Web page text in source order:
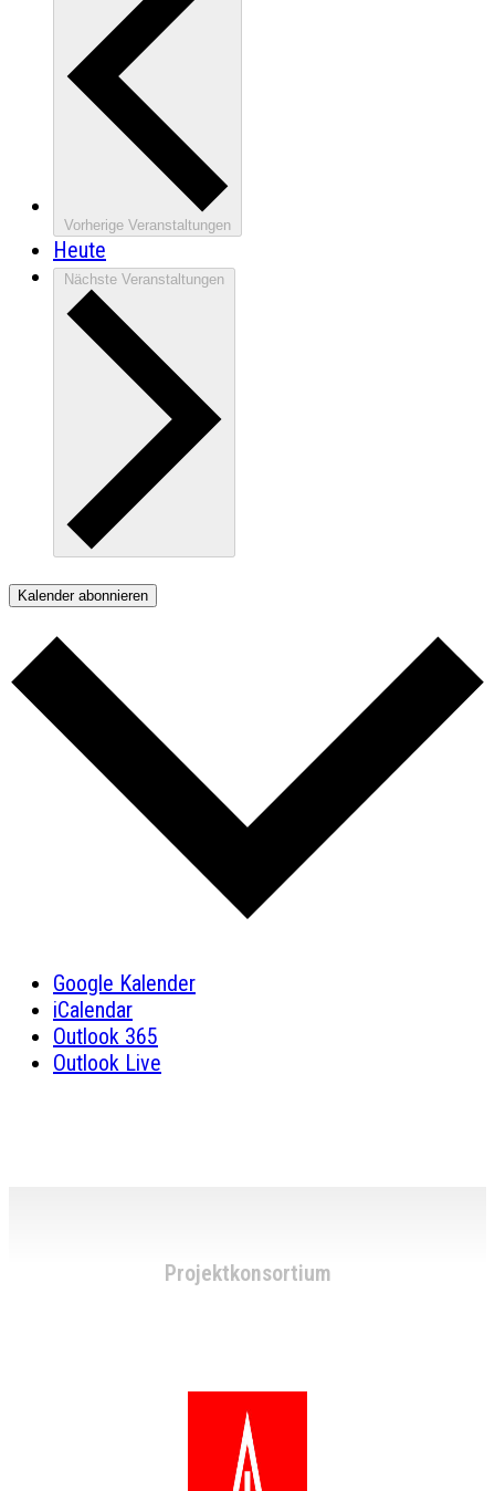
Vorherige Veranstaltungen
Heute
Nächste Veranstaltungen
Kalender abonnieren
Google Kalender
iCalendar
Outlook 365
Outlook Live
Projektkonsortium